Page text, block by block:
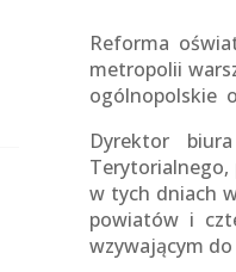
Reforma
metropolii
ogólnopolskie
Dyrektor
Terytorialnego,
w tych dniach
powiatów i
wzywającym do